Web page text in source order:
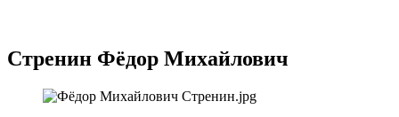
Стренин Фёдор Михайлович